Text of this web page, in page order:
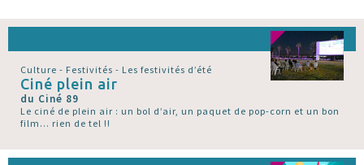
Culture - Festivités - Les festivités d’été
Ciné plein air
du Ciné 89
Le ciné de plein air : un bol d’air, un paquet de pop-corn et un bon
film... rien de tel !!